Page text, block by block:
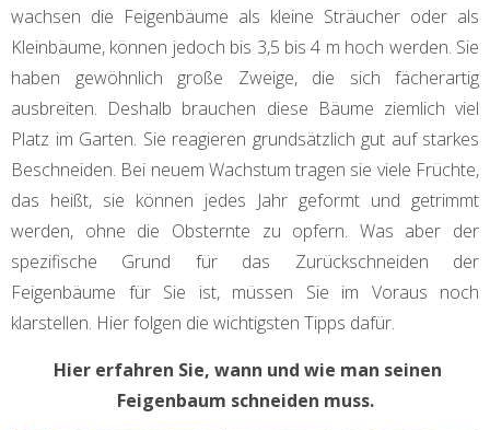
wachsen die Feigenbäume als kleine Sträucher oder als
Kleinbäume, können jedoch bis 3,5 bis 4 m hoch werden. Sie
haben gewöhnlich große Zweige, die sich fächerartig
ausbreiten. Deshalb brauchen diese Bäume ziemlich viel
Platz im Garten. Sie reagieren grundsätzlich gut auf starkes
Beschneiden. Bei neuem Wachstum tragen sie viele Früchte,
das heißt, sie können jedes Jahr geformt und getrimmt
werden, ohne die Obsternte zu opfern. Was aber der
spezifische Grund für das Zurückschneiden der
Feigenbäume für Sie ist, müssen Sie im Voraus noch
klarstellen. Hier folgen die wichtigsten Tipps dafür.
Hier erfahren Sie, wann und wie man seinen
Feigenbaum schneiden muss.